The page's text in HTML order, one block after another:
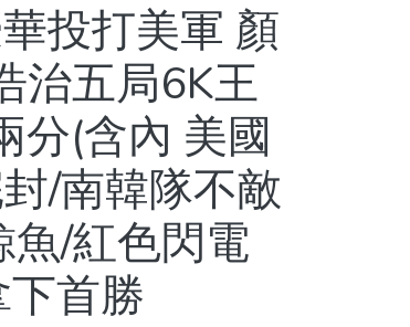
投打美軍 顏
治五局6K王
分(含內 美國
/南韓隊不敵
/紅色閃電
首勝